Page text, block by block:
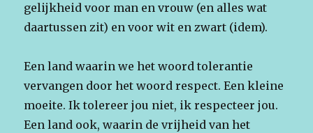
gelijkheid voor man en vrouw (en alles wat
daartussen zit) en voor wit en zwart (idem).
Een land waarin we het woord tolerantie
vervangen door het woord respect. Een kleine
moeite. Ik tolereer jou niet, ik respecteer jou.
Een land ook, waarin de vrijheid van het